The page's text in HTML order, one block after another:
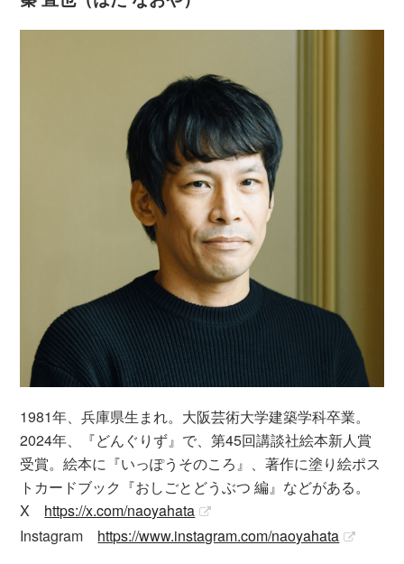
1981年、兵庫県生まれ。大阪芸術大学建築学科卒業。
2024年、『どんぐりず』で、第45回講談社絵本新人賞
受賞。絵本に『いっぽうそのころ』、著作に塗り絵ポス
トカードブック『おしごとどうぶつ 編』などがある。
X https://x.com/naoyahata
Instagram https://www.instagram.com/naoyahata